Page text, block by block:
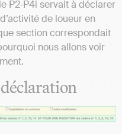
P2-P4i servait à déclarer
de loueur en
section correspondait
nous allons voir
déclaration